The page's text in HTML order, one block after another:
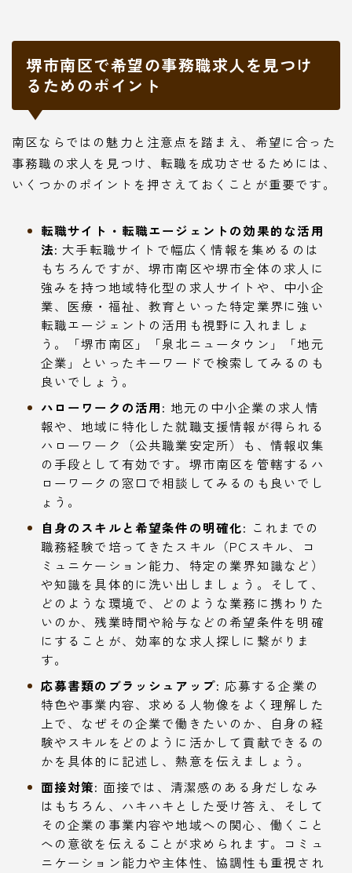
堺市南区で希望の事務職求人を見つけ
るためのポイント
南区ならではの魅力と注意点を踏まえ、希望に合った
事務職の求人を見つけ、転職を成功させるためには、
いくつかのポイントを押さえておくことが重要です。
転職サイト・転職エージェントの効果的な活用
法: 大手転職サイトで幅広く情報を集めるのは
もちろんですが、堺市南区や堺市全体の求人に
強みを持つ地域特化型の求人サイトや、中小企
業、医療・福祉、教育といった特定業界に強い
転職エージェントの活用も視野に入れましょ
う。「堺市南区」「泉北ニュータウン」「地元
企業」といったキーワードで検索してみるのも
良いでしょう。
ハローワークの活用: 地元の中小企業の求人情
報や、地域に特化した就職支援情報が得られる
ハローワーク（公共職業安定所）も、情報収集
の手段として有効です。堺市南区を管轄するハ
ローワークの窓口で相談してみるのも良いでし
ょう。
自身のスキルと希望条件の明確化: これまでの
職務経験で培ってきたスキル（PCスキル、コ
ミュニケーション能力、特定の業界知識など）
や知識を具体的に洗い出しましょう。そして、
どのような環境で、どのような業務に携わりた
いのか、残業時間や給与などの希望条件を明確
にすることが、効率的な求人探しに繋がりま
す。
応募書類のブラッシュアップ: 応募する企業の
特色や事業内容、求める人物像をよく理解した
上で、なぜその企業で働きたいのか、自身の経
験やスキルをどのように活かして貢献できるの
かを具体的に記述し、熱意を伝えましょう。
面接対策: 面接では、清潔感のある身だしなみ
はもちろん、ハキハキとした受け答え、そして
その企業の事業内容や地域への関心、働くこと
への意欲を伝えることが求められます。コミュ
ニケーション能力や主体性、協調性も重視され